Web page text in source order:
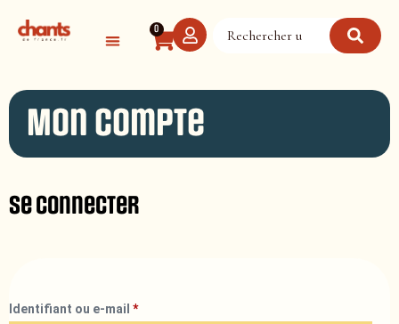
0
Mon compte
Se connecter
Identifiant ou e-mail *